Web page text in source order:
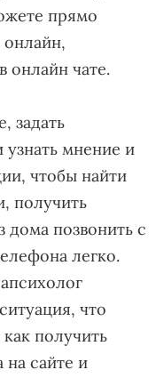
прямо
онлайн чате.
задать
мнение и
чтобы найти
получить
дома позвонить с
легко.
что
получить
на сайте и